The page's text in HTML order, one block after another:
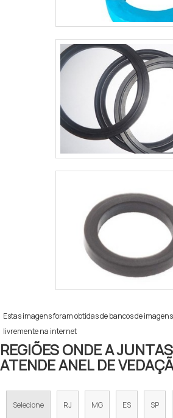
Estas imagens foram obtidas de bancos de
livremente na internet
REGIÕES ONDE A
ATENDE ANEL DE
Selecione RJ MG ES SP